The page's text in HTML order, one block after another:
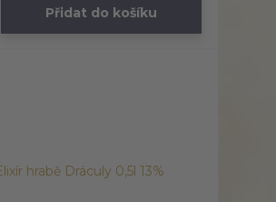
Přidat do košíku